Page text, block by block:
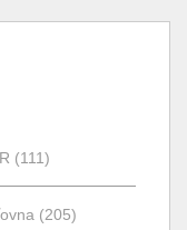
(111)
(205)